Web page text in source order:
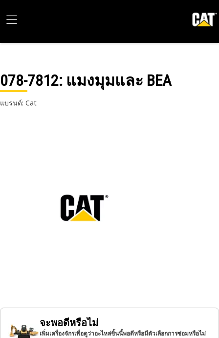
078-7812: แมงมุมและ BEA
แบรนด์: Cat
จะพอดีหรือไม่
เพิ่มเครื่องจักรเพื่อดูว่าอะไหล่ชิ้นนี้พอดีหรือมีตัวเลือกการซ่อมหรือไม่